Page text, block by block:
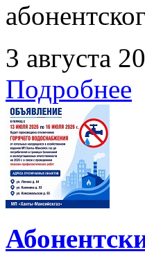
3 августа
Подробнее